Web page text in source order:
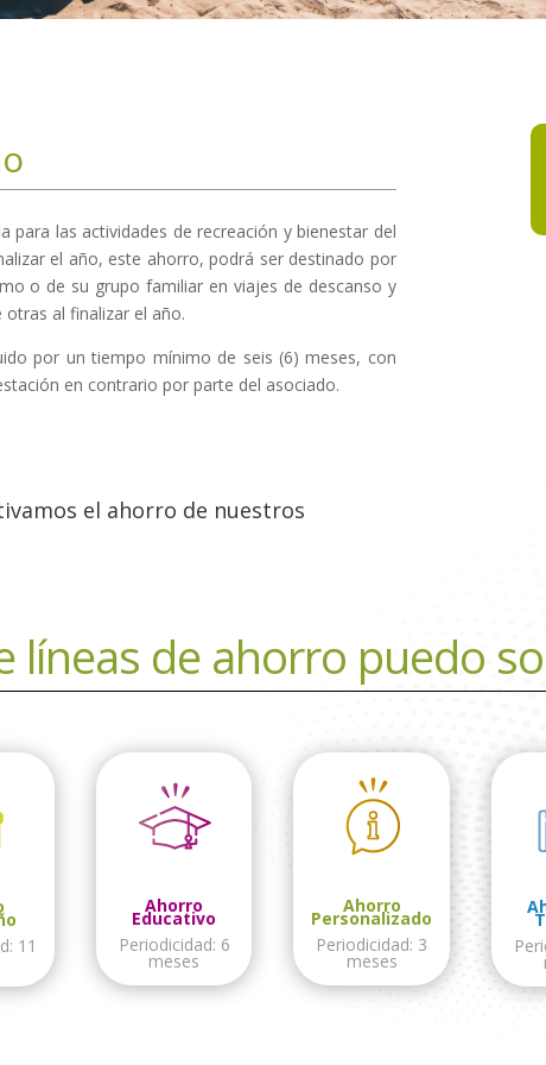
para las actividades de recreación y bienestar del
el año, este ahorro, podrá ser destinado por
o de su grupo familiar en viajes de descanso y
al finalizar el año.
por un tiempo mínimo de seis (6) meses, con
en contrario por parte del asociado.
el ahorro de nuestros
líneas de ahorro puedo
11
Ahorro
Educativo
Periodicidad: 6
meses
Ahorro
Personalizado
Periodicidad: 3
meses